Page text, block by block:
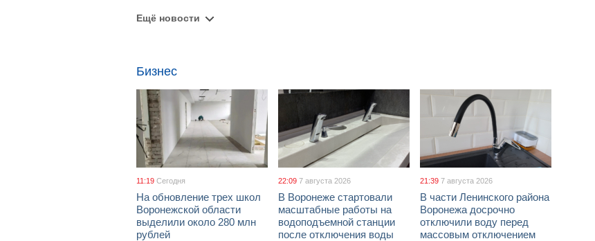
Ещё новости
Бизнес
11:19 Сегодня
На обновление трех школ
Воронежской области
выделили около 280 млн
рублей
22:09 7 августа 2026
В Воронеже стартовали
масштабные работы на
водоподъемной станции
после отключения воды
21:39 7 августа 2026
В части Ленинского района
Воронежа досрочно
отключили воду перед
массовым отключением